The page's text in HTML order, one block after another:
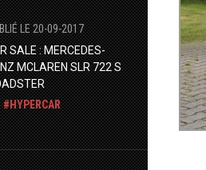
LE 20-09-2017
SALE : MERCEDES-
MCLAREN SLR 722 S
HYPERCAR